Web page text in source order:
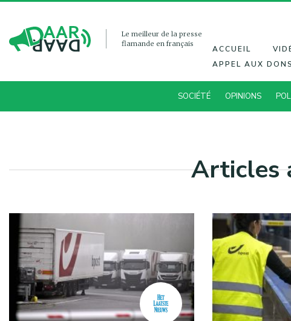
Le meilleur de la presse
flamande en français
ACCUEIL
APPEL AUX DONS
SOCIÉTÉ OPINIONS
Articles